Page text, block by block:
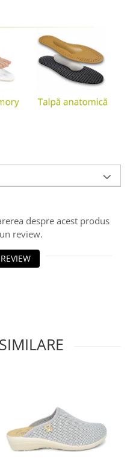
despre acest produs
review.